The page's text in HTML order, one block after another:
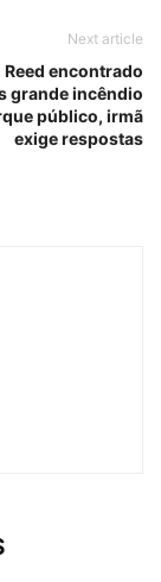
Next article
Reed encontrado
grande incêndio
público, irmã
exige respostas